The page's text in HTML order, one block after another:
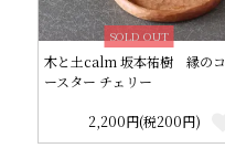
SOLD OUT
木と土calm 坂本祐樹 縁のコ
ースター チェリー
2,200円(税200円)